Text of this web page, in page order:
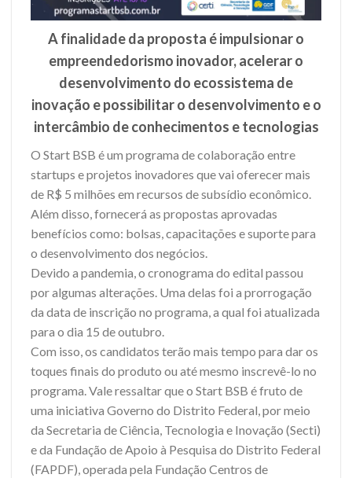
A finalidade da proposta é impulsionar o
empreendedorismo inovador, acelerar o
desenvolvimento do ecossistema de
inovação e possibilitar o desenvolvimento e o
intercâmbio de conhecimentos e tecnologias
O Start BSB é um programa de colaboração entre
startups e projetos inovadores que vai oferecer mais
de R$ 5 milhões em recursos de subsídio econômico.
Além disso, fornecerá as propostas aprovadas
benefícios como: bolsas, capacitações e suporte para
o desenvolvimento dos negócios.
Devido a pandemia, o cronograma do edital passou
por algumas alterações. Uma delas foi a prorrogação
da data de inscrição no programa, a qual foi atualizada
para o dia 15 de outubro.
Com isso, os candidatos terão mais tempo para dar os
toques finais do produto ou até mesmo inscrevê-lo no
programa. Vale ressaltar que o Start BSB é fruto de
uma iniciativa Governo do Distrito Federal, por meio
da Secretaria de Ciência, Tecnologia e Inovação (Secti)
e da Fundação de Apoio à Pesquisa do Distrito Federal
(FAPDF), operada pela Fundação Centros de